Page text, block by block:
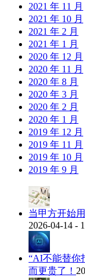
2021 年 11 月
2021 年 10 月
2021 年 2 月
2021 年 1 月
2020 年 12 月
2020 年 11 月
2020 年 8 月
2020 年 3 月
2020 年 2 月
2020 年 1 月
2019 年 12 月
2019 年 11 月
2019 年 10 月
2019 年 9 月
当甲方开始
2026-04-14 -
“AI不能替你
而更贵了！